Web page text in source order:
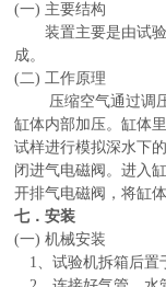
(一) 主要结构
装置主要是由试
成。
(二) 工作原理
压缩空气通过调
缸体内部加压。缸体
试样进行模拟深水下
闭进气电磁阀。进入
开排气电磁阀，将缸
七．安装
(一) 机械安装
1、试验机拆箱后置